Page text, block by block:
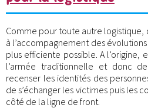
Comme pour toute autre
à l’accompagnement des
plus efficiente possible. A l’origine,
l’armée traditionnelle et donc
recenser les identités des
de s’échanger les victimes puis les
côté de la ligne de front.